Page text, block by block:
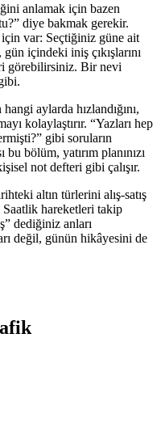
anlamak için bazen
diye bakmak gerekir.
var: Seçtiğiniz güne ait
içindeki iniş çıkışlarını
görebilirsiniz. Bir nevi
aylarda hızlandığını,
kolaylaştırır. “Yazları hep
gibi soruların
bölüm, yatırım planınızı
not defteri gibi çalışır.
altın türlerini alış-satış
Saatlik hareketleri takip
dediğiniz anları
değil, günün hikâyesini de